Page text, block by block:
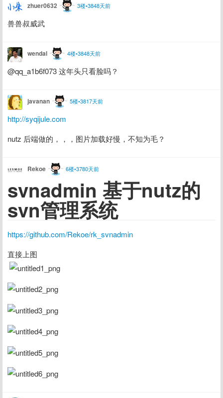
zhuer0632 3楼•3848天前
兽兽叔威武
wendal 4楼•3848天前
@qq_a1b6f073 这年头只看脸吗？
javanan 5楼•3817天前
http://syqijule.com
nutz 后端做的，，，图片加载好慢，不知为毛？
Rekoe 6楼•3780天前
svnadmin 基于nutz的
svn管理系统
https://github.com/Rekoe/rk_svnadmin
直接上图